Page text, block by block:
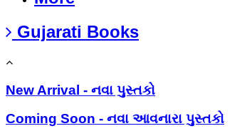
Gujarati Books
New Arrival - નવા પુસ્તકો
Coming Soon - નવા આવનારા પુસ્તકો